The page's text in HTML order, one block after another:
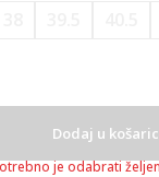
Dodaj u
je odabrati